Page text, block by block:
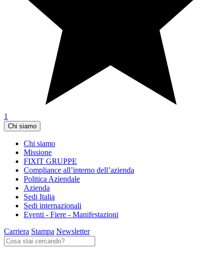
1
Chi siamo
Chi siamo
Missione
FIXIT GRUPPE
Compliance all’interno dell’azienda
Politica Aziendale
Azienda
Sedi Italia
Sedi internazionali
Eventi - Fiere - Manifestazioni
Carriera Stampa Newsletter